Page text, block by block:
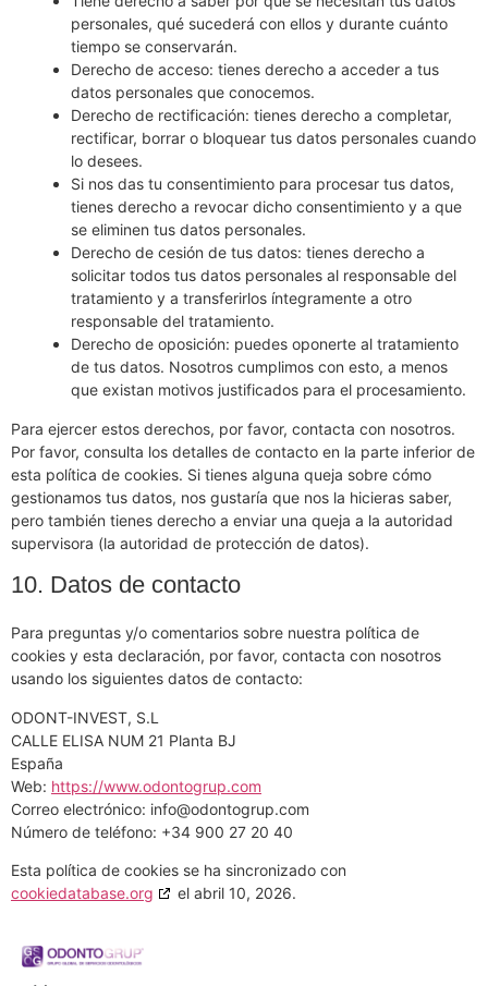
personales, qué sucederá con ellos y durante cuánto
tiempo se conservarán.
Derecho de acceso: tienes derecho a acceder a tus
datos personales que conocemos.
Derecho de rectificación: tienes derecho a completar,
rectificar, borrar o bloquear tus datos personales cuando
lo desees.
Si nos das tu consentimiento para procesar tus datos,
tienes derecho a revocar dicho consentimiento y a que
se eliminen tus datos personales.
Derecho de cesión de tus datos: tienes derecho a
solicitar todos tus datos personales al responsable del
tratamiento y a transferirlos íntegramente a otro
responsable del tratamiento.
Derecho de oposición: puedes oponerte al tratamiento
de tus datos. Nosotros cumplimos con esto, a menos
que existan motivos justificados para el procesamiento.
Para ejercer estos derechos, por favor, contacta con nosotros.
Por favor, consulta los detalles de contacto en la parte inferior de
esta política de cookies. Si tienes alguna queja sobre cómo
gestionamos tus datos, nos gustaría que nos la hicieras saber,
pero también tienes derecho a enviar una queja a la autoridad
supervisora (la autoridad de protección de datos).
10. Datos de contacto
Para preguntas y/o comentarios sobre nuestra política de
cookies y esta declaración, por favor, contacta con nosotros
usando los siguientes datos de contacto:
ODONT-INVEST, S.L
CALLE ELISA NUM 21 Planta BJ
España
Web: https://www.odontogrup.com
Correo electrónico: info@odontogrup.com
Número de teléfono: +34 900 27 20 40
Esta política de cookies se ha sincronizado con
cookiedatabase.org
el abril 10, 2026.